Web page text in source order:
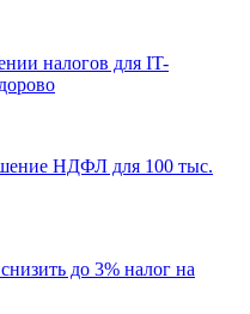
налогов для IT-
НДФЛ для 100 тыс.
до 3% налог на